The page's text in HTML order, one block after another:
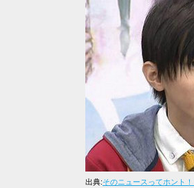
出典:そのニュースってホント